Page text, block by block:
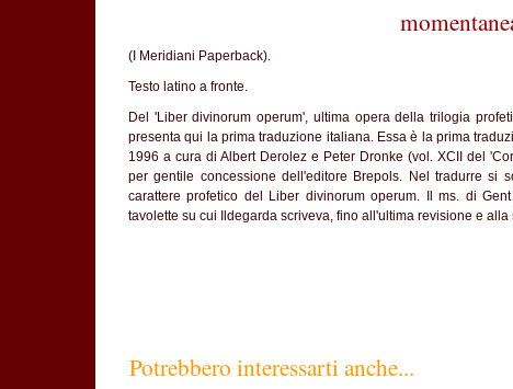
(I Meridiani Paperback).
Testo latino a fronte.
Del 'Liber divinorum operum', ultima opera della trilogia
presenta qui la prima traduzione italiana. Essa è la prima
1996 a cura di Albert Derolez e Peter Dronke (vol. XCII del
per gentile concessione dell'editore Brepols. Nel tradurre si
carattere profetico del Liber divinorum operum. Il ms. di
tavolette su cui Ildegarda scriveva, fino all'ultima revisione e
Potrebbero interessarti anche...